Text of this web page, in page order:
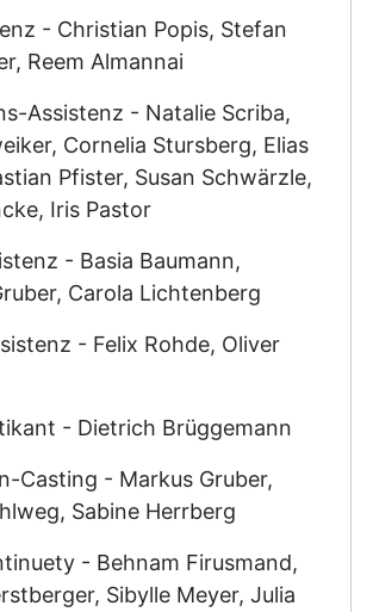
- Christian Popis, Stefan
Reem Almannai
Assistenz - Natalie Scriba,
Cornelia Stursberg, Elias
Pfister, Susan Schwärzle,
Iris Pastor
- Basia Baumann,
Carola Lichtenberg
- Felix Rohde, Oliver
- Dietrich Brüggemann
Casting - Markus Gruber,
Sabine Herrberg
- Behnam Firusmand,
Sibylle Meyer, Julia